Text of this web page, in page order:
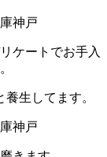
ケートでお手入
生してます。